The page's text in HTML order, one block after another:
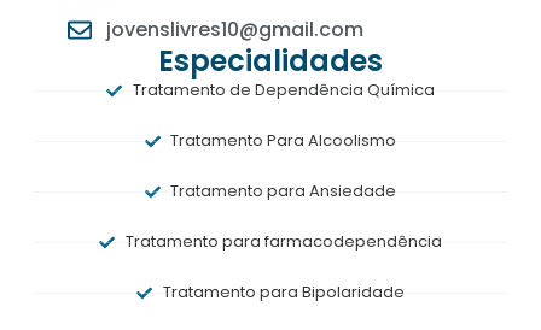
jovenslivres10@gmail.com
Especialidades
Tratamento de Dependência Química
Tratamento Para Alcoolismo
Tratamento para Ansiedade
Tratamento para farmacodependência
Tratamento para Bipolaridade